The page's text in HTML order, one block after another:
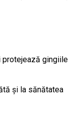
protejează gingiile
și la sănătatea